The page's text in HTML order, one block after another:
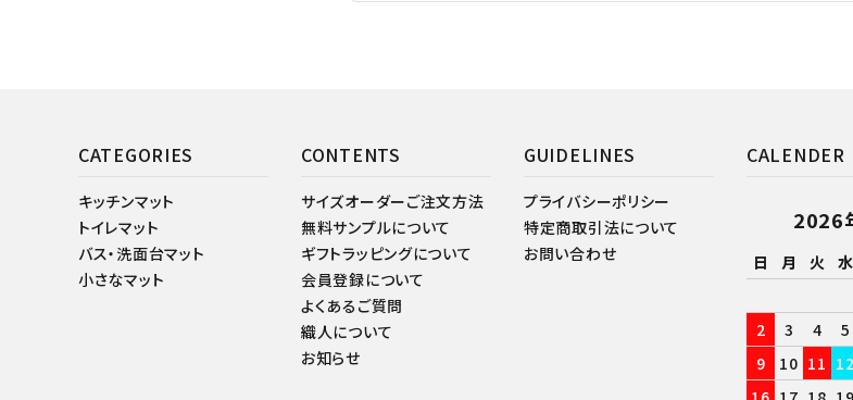
CATEGORIES
キッチンマット
トイレマット
バス・洗面台マット
小さなマット
CONTENTS
サイズオーダーご注文方法
無料サンプルについて
ギフトラッピングについて
会員登録について
よくあるご質問
織人について
お知らせ
GUIDELINES
プライバシーポリシー
特定商取引法について
お問い合わせ
CALENDER
2026
日 月 火 水
2
3 4 5
9
10 11 12